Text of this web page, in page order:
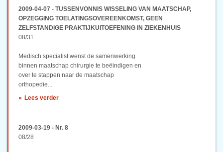
2009-04-07 - TUSSENVONNIS WISSELING VAN MAATSCHAP,
OPZEGGING TOELATINGSOVEREENKOMST, GEEN
ZELFSTANDIGE PRAKTIJKUITOEFENING IN ZIEKENHUIS
08/31
Medisch specialist wenst de samenwerking
binnen maatschap chirurgie te beëindigen en
over te stappen naar de maatschap
orthopedie...
Lees verder
2009-03-19 - Nr. 8
08/28